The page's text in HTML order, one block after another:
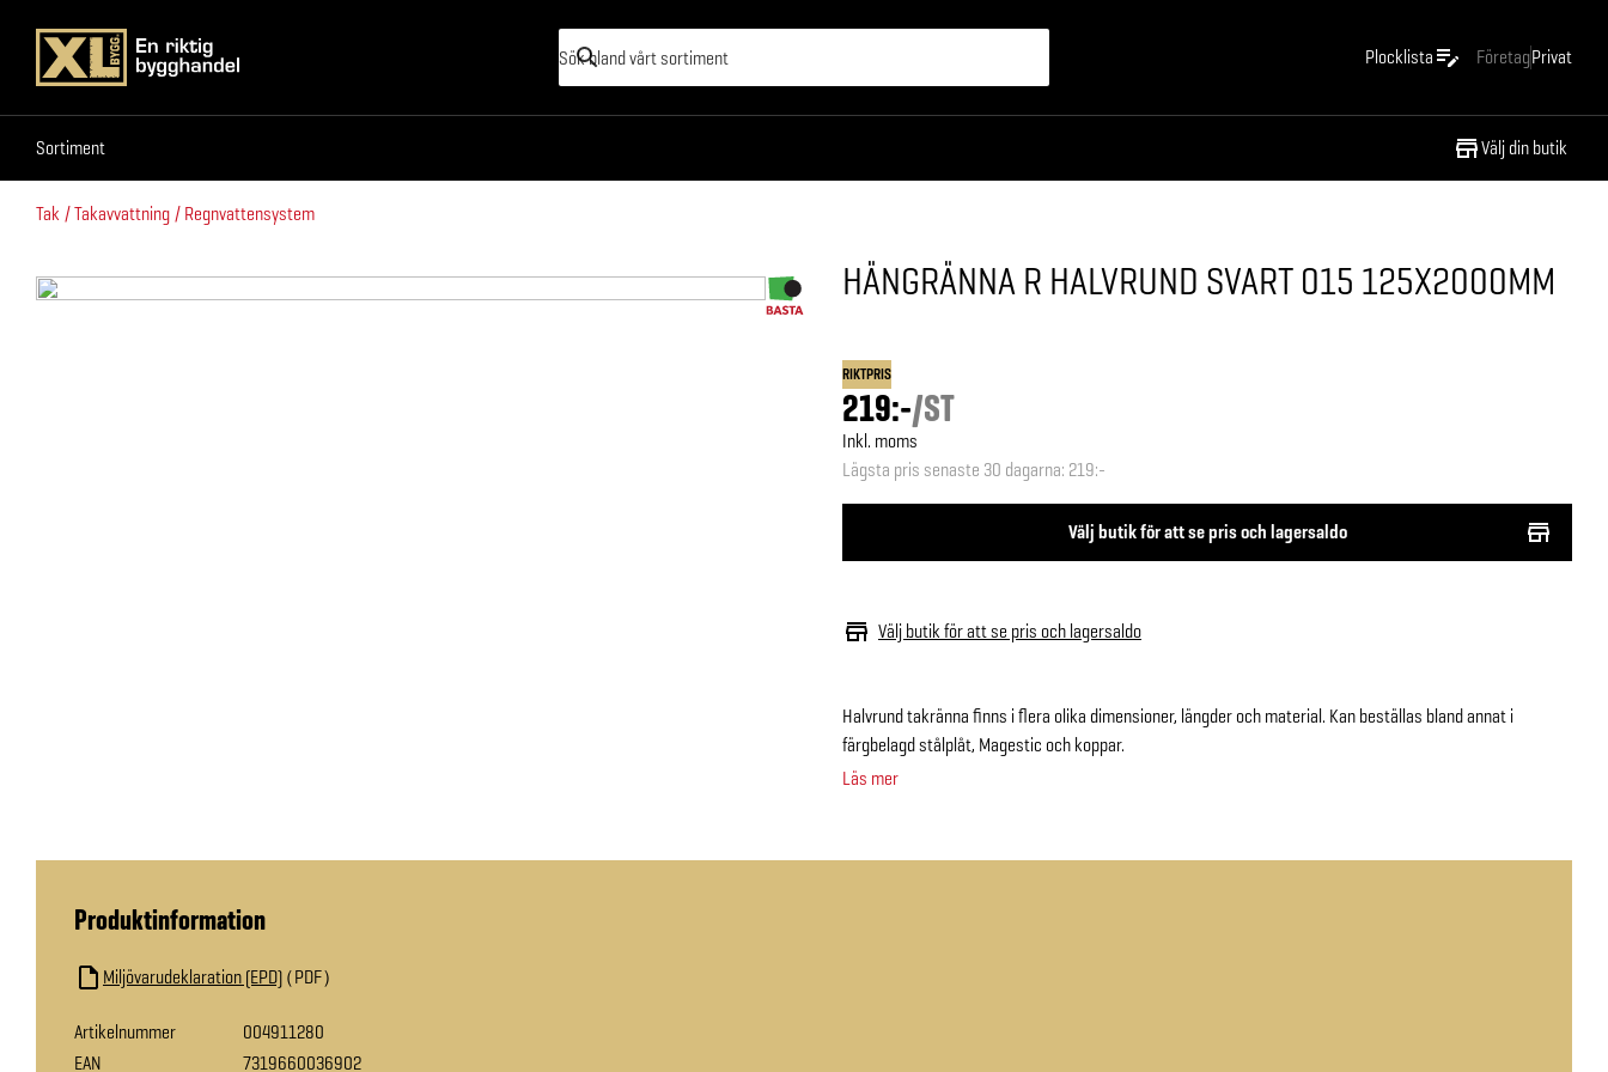
Plocklista FöretagPrivat
Sortiment Välj din butik
Sortiment
Tak Takavvattning Regnvattensystem
HÄNGRÄNNA R HALVRUND SVART 015 125X2000MM
RIKTPRIS
219:-/ST
Inkl. moms
Lägsta pris senaste 30 dagarna: 219:-
Välj butik för att se pris och lagersaldo
Välj butik för att se pris och lagersaldo
Halvrund takränna finns i flera olika dimensioner, längder och material. Kan beställas bland annat i
färgbelagd stålplåt, Magestic och koppar.
Läs mer
Produktinformation
Miljövarudeklaration (EPD) PDF
Artikelnummer
004911280
EAN
7319660036902